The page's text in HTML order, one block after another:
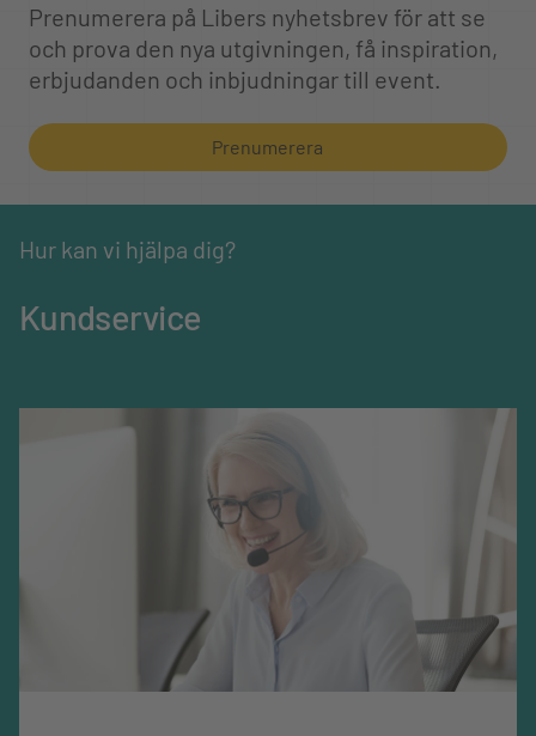
Prenumerera på Libers nyhetsbrev för att se
och prova den nya utgivningen, få inspiration,
erbjudanden och inbjudningar till event.
Prenumerera
Hur kan vi hjälpa dig?
Kundservice